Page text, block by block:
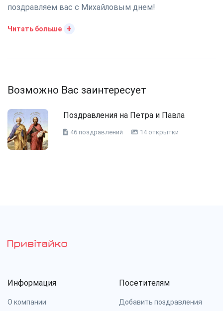
поздравляем вас с Михайловым днем!
Читать больше +
Возможно Вас заинтересует
Поздравления на Петра и Павла
46 поздравлений 14 открытки
Информация
О компании
Посетителям
Добавить поздравления